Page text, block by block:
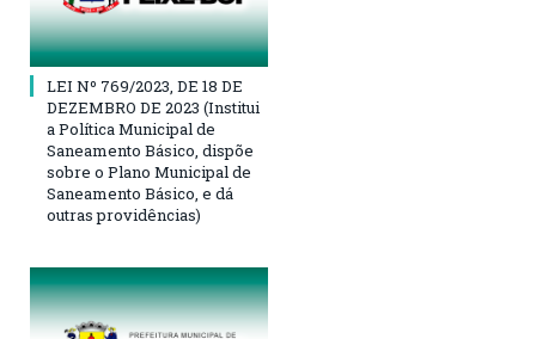
LEI Nº 769/2023, DE 18 DE
DEZEMBRO DE 2023 (Institui
a Política Municipal de
Saneamento Básico, dispõe
sobre o Plano Municipal de
Saneamento Básico, e dá
outras providências)